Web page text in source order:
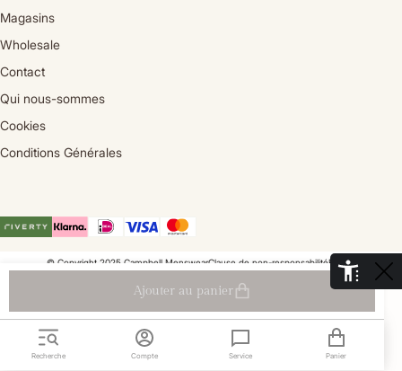
Ajouter au panier
Magasins
Wholesale
Contact
Qui nous-sommes
Cookies
Conditions Générales
© Copyright 2025 Campbell MenswearClause de non-responsabilitéPrivacy
De Aaldor 13, 4191 PC, Geldermalsen - Pays-Bas
Recherche Compte Service Panier